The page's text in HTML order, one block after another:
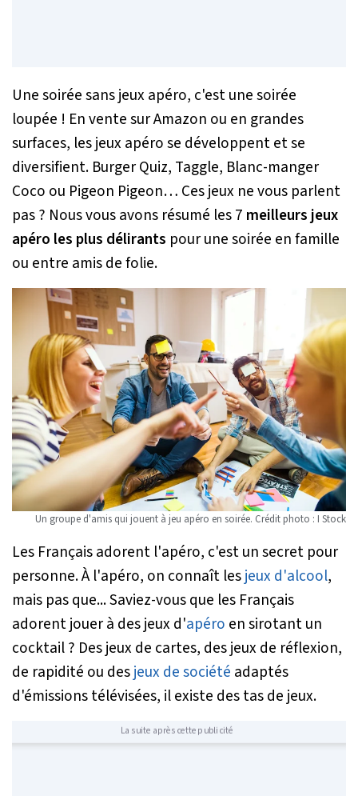
Une soirée sans jeux apéro, c'est une soirée
loupée ! En vente sur Amazon ou en grandes
surfaces, les jeux apéro se développent et se
diversifient. Burger Quiz, Taggle, Blanc-manger
Coco ou Pigeon Pigeon… Ces jeux ne vous parlent
pas ? Nous vous avons résumé les 7 meilleurs jeux
apéro les plus délirants pour une soirée en famille
ou entre amis de folie.
Un groupe d'amis qui jouent à jeu apéro en soirée. Crédit photo : I Stock
Les Français adorent l'apéro, c'est un secret pour
personne. À l'apéro, on connaît lesjeux d'alcool,
mais pas que... Saviez-vous que les Français
adorent jouer à des jeux d'apéro en sirotant un
cocktail ? Des jeux de cartes, des jeux de réflexion,
de rapidité ou desjeux de société adaptés
d'émissions télévisées, il existe des tas de jeux.
La suite après cette publicité